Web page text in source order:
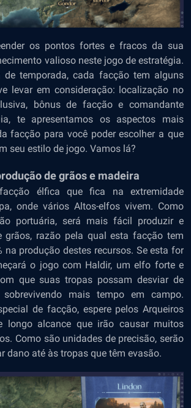
os pontos fortes e fracos da sua
valioso neste jogo de estratégia.
de temporada, cada facção tem alguns
levar em consideração: localização no
bônus de facção e comandante
te apresentamos os aspectos mais
facção para você poder escolher a que
seu estilo de jogo. Vamos lá?
de grãos e madeira
élfica que fica na extremidade
onde vários Altos-elfos vivem. Como
portuária, será mais fácil produzir e
grãos, razão pela qual esta facção tem
na produção destes recursos. Se esta for
o jogo com Haldir, um elfo forte e
que suas tropas possam desviar de
sobrevivendo mais tempo em campo.
de facção, espere pelos Arqueiros
longo alcance que irão causar muitos
Como são unidades de precisão, serão
dano até às tropas que têm evasão.